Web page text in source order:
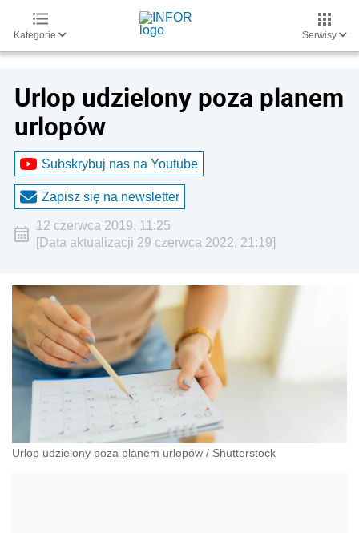
Kategorie Serwisy
Urlop udzielony poza planem
urlopów
Subskrybuj nas na Youtube
Zapisz się na newsletter
12 czerwca 2019, 11:25
[Data aktualizacji 29 czerwca 2022, 21:19]
Urlop udzielony poza planem urlopów / Shutterstock